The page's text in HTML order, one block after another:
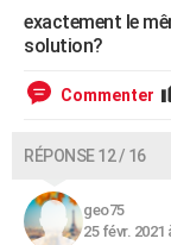
exactement le
solution?
Commenter
RÉPONSE 12 / 16
geo75
25 févr. 2021